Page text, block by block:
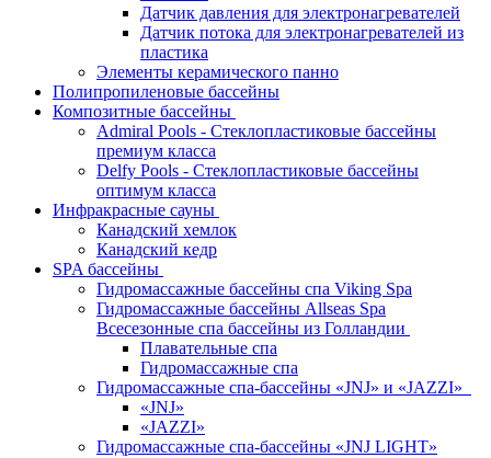
Датчик давления для электронагревателей
Датчик потока для электронагревателей из
пластика
Элементы керамического панно
Полипропиленовые бассейны
Композитные бассейны
Admiral Pools - Стеклопластиковые бассейны
премиум класса
Delfy Pools - Стеклопластиковые бассейны
оптимум класса
Инфракрасные сауны
Канадский хемлок
Канадский кедр
SPA бассейны
Гидромассажные бассейны спа Viking Spa
Гидромассажные бассейны Allseas Spa
Всесезонные спа бассейны из Голландии
Плавательные спа
Гидромассажные спа
Гидромассажные спа-бассейны «JNJ» и «JAZZI»
«JNJ»
«JAZZI»
Гидромассажные спа-бассейны «JNJ LIGHT»